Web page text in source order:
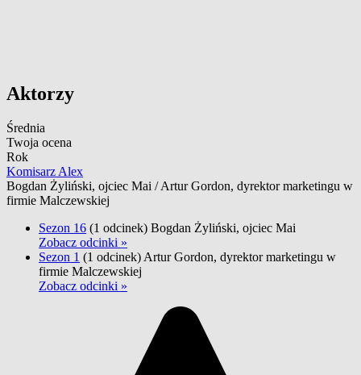
Aktorzy
Średnia
Twoja ocena
Rok
Komisarz Alex
Bogdan Żyliński, ojciec Mai / Artur Gordon, dyrektor marketingu w
firmie Malczewskiej
Sezon 16 (1 odcinek) Bogdan Żyliński, ojciec Mai
Zobacz odcinki »
Sezon 1 (1 odcinek) Artur Gordon, dyrektor marketingu w
firmie Malczewskiej
Zobacz odcinki »